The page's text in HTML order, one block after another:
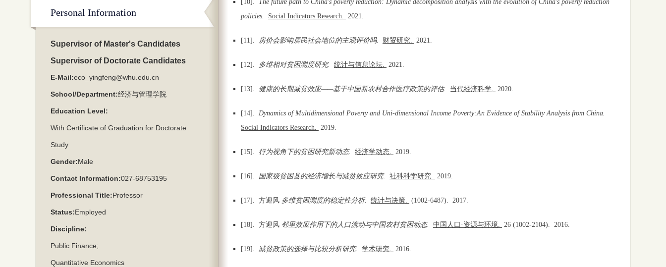
Personal Information
Supervisor of Master's Candidates
Supervisor of Doctorate Candidates
E-Mail:eco_yingfeng@whu.edu.cn
School/Department:经济与管理学院
Education Level:
With Certificate of Graduation for Doctorate
Study
Gender:Male
Contact Information:027-68753195
Professional Title:Professor
Status:Employed
Discipline:
Public Finance;
Quantitative Economics
[10]. The future path to China's poverty reduction: Dynamic decomposition analysis with the evolution of China's poverty reduction
policies.
Social Indicators Research. 2021.
[11]. 房价会影响居民社会地位的主观评价吗. 财贸研究. 2021.
[12]. 多维相对贫困测度研究. 统计与信息论坛. 2021.
[13]. 健康的长期减贫效应——基于中国新农村合作医疗政策的评估. 当代经济科学. 2020.
[14]. Dynamics of Multidimensional Poverty and Uni-dimensional Income Poverty:An Evidence of Stability Analysis from China.
Social Indicators Research. 2019.
[15]. 行为视角下的贫困研究新动态. 经济学动态. 2019.
[16]. 国家级贫困县的经济增长与减贫效应研究. 社科科学研究. 2019.
[17]. 方迎风 多维贫困测度的稳定性分析. 统计与决策. (1002-6487). 2017.
[18]. 方迎风 邻里效应作用下的人口流动与中国农村贫困动态. 中国人口·资源与环境. 26 (1002-2104). 2016.
[19]. 减贫政策的选择与比较分析研究. 学术研究. 2016.